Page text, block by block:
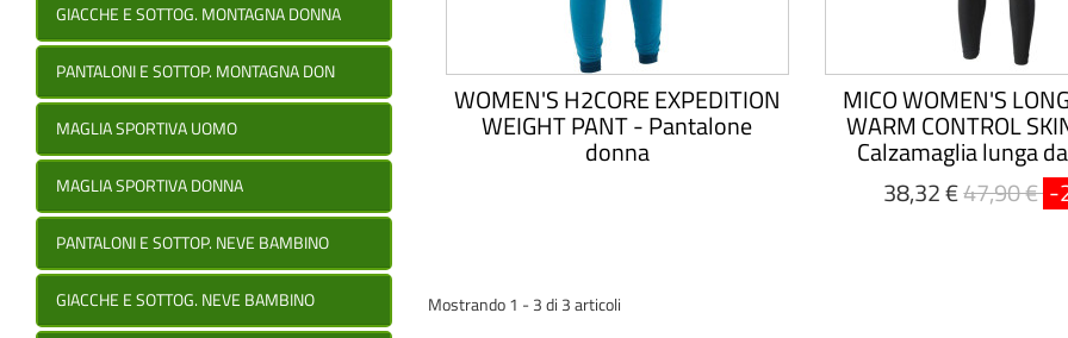
GIACCHE E SOTTOG. MONTAGNA DONNA
PANTALONI E SOTTOP. MONTAGNA DON
MAGLIA SPORTIVA UOMO
MAGLIA SPORTIVA DONNA
PANTALONI E SOTTOP. NEVE BAMBINO
GIACCHE E SOTTOG. NEVE BAMBINO
WOMEN'S H2CORE EXPEDITION
WEIGHT PANT - Pantalone
donna
MICO WOMEN'S
WARM CONTROL
Calzamaglia lunga
38,32 €47,90 € -
Mostrando 1 - 3 di 3 articoli